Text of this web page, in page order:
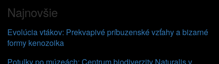
Najnovšie
Evolúcia vtákov: Prekvapivé príbuzenské vzťahy a bizarné
formy kenozoika